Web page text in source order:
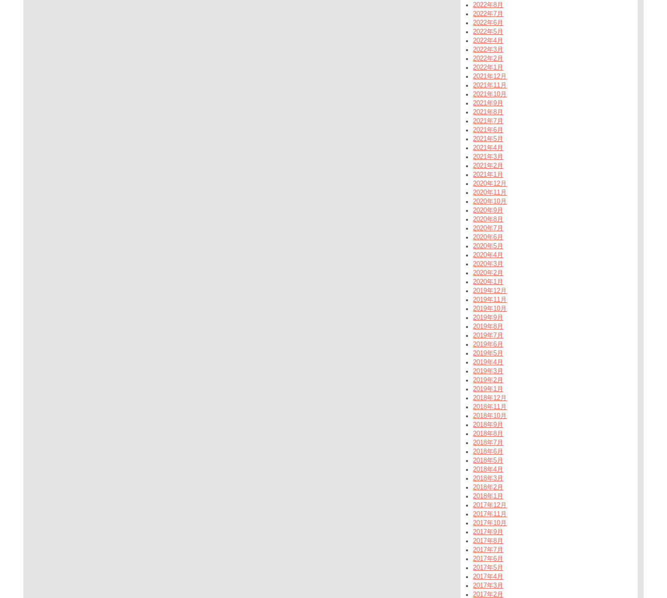
2022年8月
2022年7月
2022年6月
2022年5月
2022年4月
2022年3月
2022年2月
2022年1月
2021年12月
2021年11月
2021年10月
2021年9月
2021年8月
2021年7月
2021年6月
2021年5月
2021年4月
2021年3月
2021年2月
2021年1月
2020年12月
2020年11月
2020年10月
2020年9月
2020年8月
2020年7月
2020年6月
2020年5月
2020年4月
2020年3月
2020年2月
2020年1月
2019年12月
2019年11月
2019年10月
2019年9月
2019年8月
2019年7月
2019年6月
2019年5月
2019年4月
2019年3月
2019年2月
2019年1月
2018年12月
2018年11月
2018年10月
2018年9月
2018年8月
2018年7月
2018年6月
2018年5月
2018年4月
2018年3月
2018年2月
2018年1月
2017年12月
2017年11月
2017年10月
2017年9月
2017年8月
2017年7月
2017年6月
2017年5月
2017年4月
2017年3月
2017年2月